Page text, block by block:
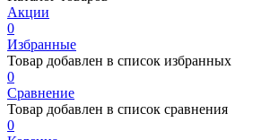
Акции
0
Избранные
Товар добавлен в список избранных
0
Сравнение
Товар добавлен в список сравнения
0